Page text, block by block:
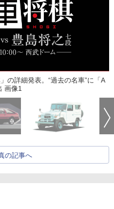
の詳細発表。“過去の名車”に「A
画像1
の記事へ